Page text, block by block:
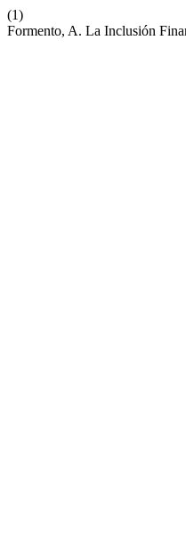
(1)
Formento, A. La Inclusión